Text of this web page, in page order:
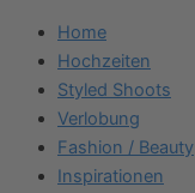
Home
Hochzeiten
Styled Shoots
Verlobung
Fashion / Beauty
Inspirationen